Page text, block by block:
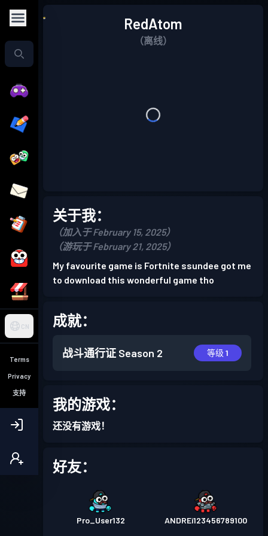
CN
Terms
Privacy
支持
RedAtom
（离线）
关于我：
（加入于 February 15, 2025）
（游玩于 February 21, 2025）
My favourite game is Fortnite ssundee got me
to download this wonderful game tho
成就：
战斗通行证 Season 2 等级 1
我的游戏：
还没有游戏！
好友：
Pro_User132 ANDREi123456789100